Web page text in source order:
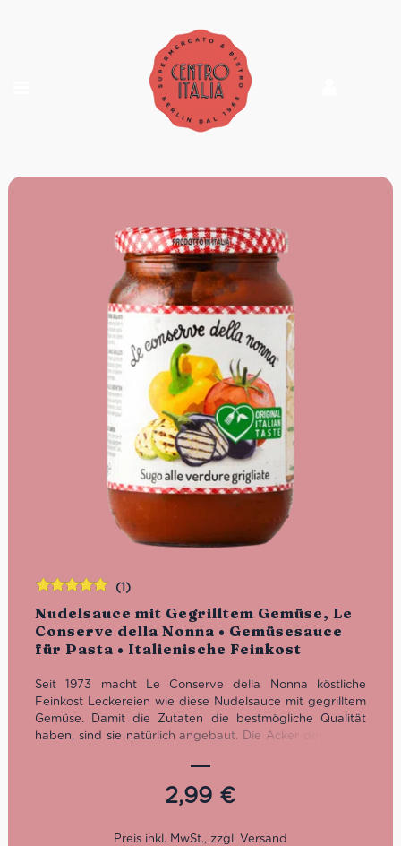
Nudelsauce mit Gegrilltem Gemüse, Le
Conserve della Nonna • Gemüsesauce
für Pasta • Italienische Feinkost
(1)
Seit 1973 macht Le Conserve della Nonna köstliche
Feinkost Leckereien wie diese Nudelsauce mit gegrilltem
Gemüse. Damit die Zutaten die bestmögliche Qualität
haben, sind sie natürlich angebaut. Die Acker der Emilia-
hier wie im Schlaraffenland fühlt.
Keine schnöde Tomatensauce, sondern leckeres Gemüse
dieses Tomaten-Sugo vom nord-italienischen
2,99 €
Bewertet
mit5.00von
5